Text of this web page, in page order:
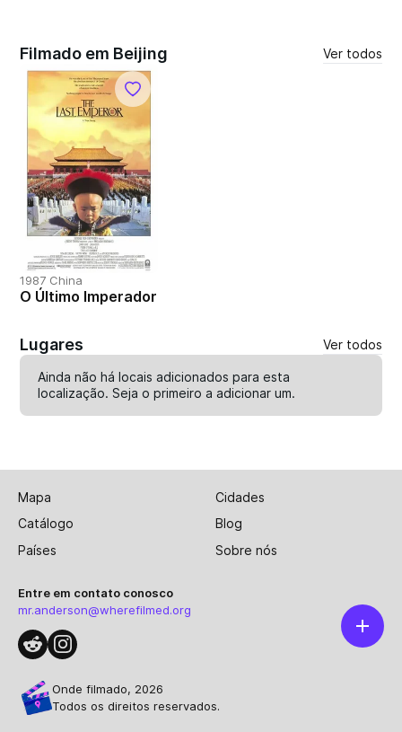
Filmado em Beijing Ver todos
1987 China
O Último Imperador
Lugares Ver todos
Ainda não há locais adicionados para esta
localização. Seja o primeiro aadicionar um.
Mapa
Cidades
Catálogo
Blog
Países
Sobre nós
Entre em contato conosco
mr.anderson@wherefilmed.org
Onde filmado, 2026
Todos os direitos reservados.